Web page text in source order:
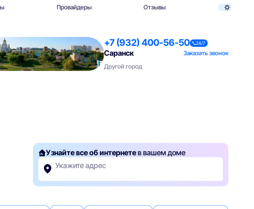
Провайдеры Отзывы
+7 (932) 400-56-50 24/7
Саранск
Заказать звонок
Другой город
Узнайте все об интернетев вашем доме
Укажите адрес